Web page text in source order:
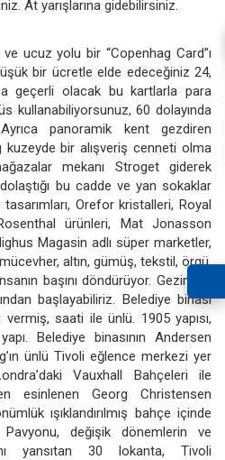
At yarışlarına gidebilirsiniz.
ucuz yolu bir “Copenhag Card”ı
bir ücretle elde edeceğiniz 24,
geçerli olacak bu kartlarla para
kullanabiliyorsunuz, 60 dolayında
panoramik kent gezdiren
bir alışveriş cenneti olma
mekanı Stroget giderek
bu cadde ve yan sokaklar
Orefor kristalleri, Royal
ürünleri, Mat Jonasson
Magasin adlı süper marketler,
altın, gümüş, tekstil, örgü,
başını döndürüyor. Gezimize
başlayabiliriz. Belediye binası
vermiş, saati ile ünlü. 1905 yapısı,
Belediye binasının Andersen
ünlü Tivoli eğlence merkezi yer
Vauxhall Bahçeleri ile
esinlenen Georg Christensen
ışıklandırılmış bahçe içinde
değişik dönemlerin ve
yansıtan 30 lokanta, Tivoli